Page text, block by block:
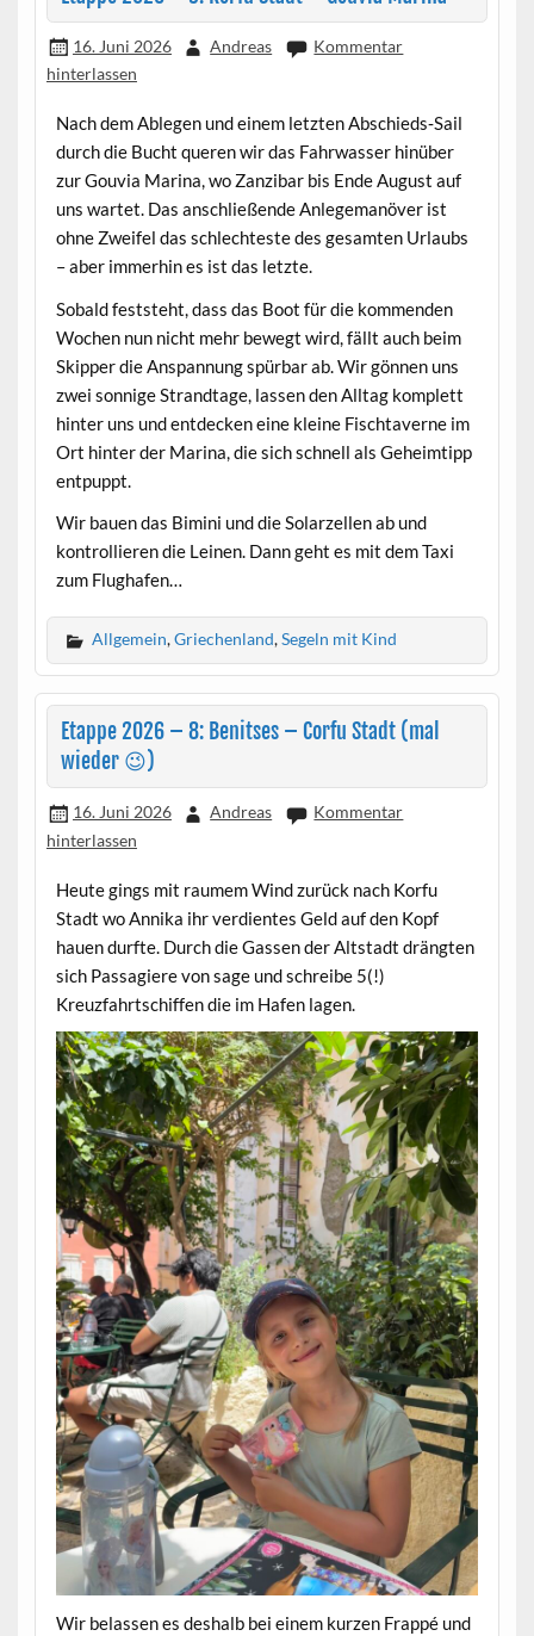
16. Juni 2026 Andreas
Kommentar
hinterlassen
Nach dem Ablegen und einem letzten Abschieds‑Sail
durch die Bucht queren wir das Fahrwasser hinüber
zur Gouvia Marina, wo Zanzibar bis Ende August auf
uns wartet. Das anschließende Anlegemanöver ist
ohne Zweifel das schlechteste des gesamten Urlaubs
– aber immerhin es ist das letzte.
Sobald feststeht, dass das Boot für die kommenden
Wochen nun nicht mehr bewegt wird, fällt auch beim
Skipper die Anspannung spürbar ab. Wir gönnen uns
zwei sonnige Strandtage, lassen den Alltag komplett
hinter uns und entdecken eine kleine Fischtaverne im
Ort hinter der Marina, die sich schnell als Geheimtipp
entpuppt.
Wir bauen das Bimini und die Solarzellen ab und
kontrollieren die Leinen. Dann geht es mit dem Taxi
zum Flughafen…
Allgemein,Griechenland,Segeln mit Kind
Etappe 2026 – 8: Benitses – Corfu Stadt (mal
wieder 😉)
16. Juni 2026 Andreas
Kommentar
hinterlassen
Heute gings mit raumem Wind zurück nach Korfu
Stadt wo Annika ihr verdientes Geld auf den Kopf
hauen durfte. Durch die Gassen der Altstadt drängten
sich Passagiere von sage und schreibe 5(!)
Kreuzfahrtschiffen die im Hafen lagen.
Wir belassen es deshalb bei einem kurzen Frappé und